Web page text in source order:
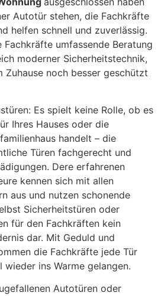
Autotür stehen, die Fachkräfte
helfen schnell und zuverlässig.
umfassende Beratung
moderner Sicherheitstechnik,
Zuhause noch besser geschützt
Es spielt keine Rolle, ob es
Ihres Hauses oder die
handelt – die
Türen fachgerecht und
Dere erfahrenen
kennen sich mit allen
aus und nutzen schonende
Sicherheitstüren oder
für den Fachkräften kein
dar. Mit Geduld und
die Fachkräfte jede Tür
wieder ins Warme gelangen.
Autotüren oder